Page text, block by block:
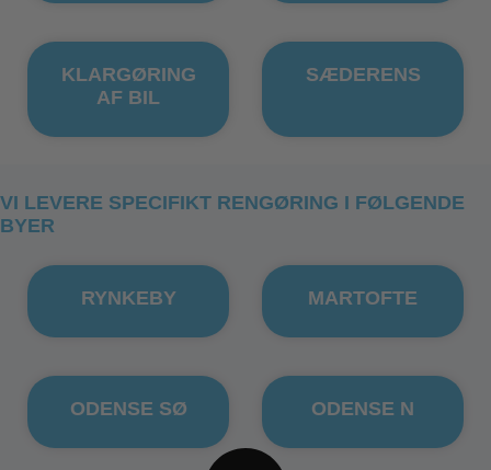
KLARGØRING
AF BIL
SÆDERENS
VI LEVERE SPECIFIKT RENGØRING I FØLGENDE
BYER
RYNKEBY MARTOFTE
ODENSE SØ ODENSE N